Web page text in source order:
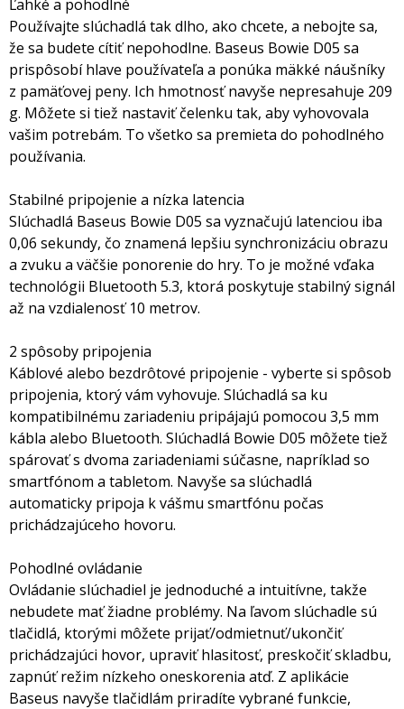
Ľahké a pohodlné
Používajte slúchadlá tak dlho, ako chcete, a nebojte sa,
že sa budete cítiť nepohodlne. Baseus Bowie D05 sa
prispôsobí hlave používateľa a ponúka mäkké náušníky
z pamäťovej peny. Ich hmotnosť navyše nepresahuje 209
g. Môžete si tiež nastaviť čelenku tak, aby vyhovovala
vašim potrebám. To všetko sa premieta do pohodlného
používania.
Stabilné pripojenie a nízka latencia
Slúchadlá Baseus Bowie D05 sa vyznačujú latenciou iba
0,06 sekundy, čo znamená lepšiu synchronizáciu obrazu
a zvuku a väčšie ponorenie do hry. To je možné vďaka
technológii Bluetooth 5.3, ktorá poskytuje stabilný signál
až na vzdialenosť 10 metrov.
2 spôsoby pripojenia
Káblové alebo bezdrôtové pripojenie - vyberte si spôsob
pripojenia, ktorý vám vyhovuje. Slúchadlá sa ku
kompatibilnému zariadeniu pripájajú pomocou 3,5 mm
kábla alebo Bluetooth. Slúchadlá Bowie D05 môžete tiež
spárovať s dvoma zariadeniami súčasne, napríklad so
smartfónom a tabletom. Navyše sa slúchadlá
automaticky pripoja k vášmu smartfónu počas
prichádzajúceho hovoru.
Pohodlné ovládanie
Ovládanie slúchadiel je jednoduché a intuitívne, takže
nebudete mať žiadne problémy. Na ľavom slúchadle sú
tlačidlá, ktorými môžete prijať/odmietnuť/ukončiť
prichádzajúci hovor, upraviť hlasitosť, preskočiť skladbu,
zapnúť režim nízkeho oneskorenia atď. Z aplikácie
Baseus navyše tlačidlám priradíte vybrané funkcie,